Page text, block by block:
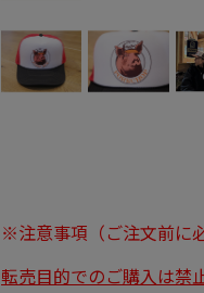
※注意事項（ご注文前に
転売目的でのご購入は禁